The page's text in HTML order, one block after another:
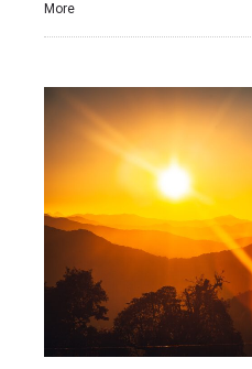
More